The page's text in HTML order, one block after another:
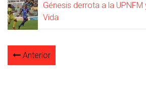
Génesis derrota a la
Vida
Anterior